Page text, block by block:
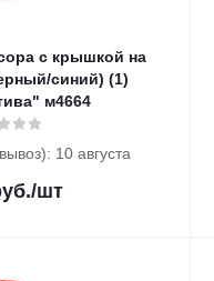
с крышкой на
синий) (1)
м4664
10 августа
/шт